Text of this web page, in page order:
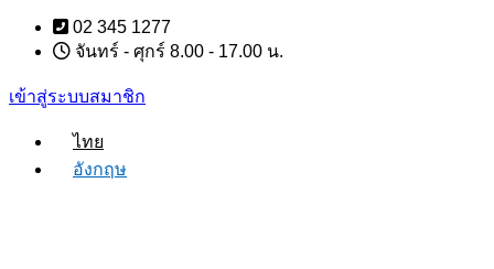
Skip
content
02 345 1277
จันทร์ - ศุกร์ 8.00 - 17.00 น.
เข้าสู่ระบบสมาชิก
ไทย
อังกฤษ